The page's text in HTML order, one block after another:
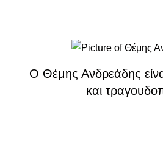
Ο Θέμης Ανδρεάδης
και